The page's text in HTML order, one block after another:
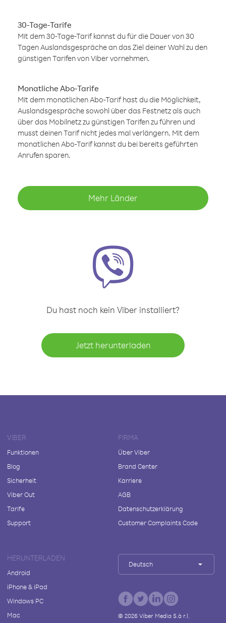
30-Tage-Tarife
Mit dem 30-Tage-Tarif kannst du für die Dauer von 30
Tagen Auslandsgespräche an das Ziel deiner Wahl zu den
günstigen Tarifen von Viber vornehmen.
Monatliche Abo-Tarife
Mit dem monatlichen Abo-Tarif hast du die Möglichkeit,
Auslandsgespräche sowohl über das Festnetz als auch
über das Mobilnetz zu günstigen Tarifen zu führen und
musst deinen Tarif nicht jedes mal verlängern. Mit dem
monatlichen Abo-Tarif kannst du bei bereits geführten
Anrufen sparen.
Mehr Länder
Du hast noch kein Viber installiert?
Jetzt herunterladen
VIBER
Funktionen
Blog
Sicherheit
Viber Out
Tarife
Support
FIRMA
Über Viber
Brand Center
Karriere
AGB
Datenschutzerklärung
Customer Complaints Code
HERUNTERLADEN
Android
iPhone & iPad
Windows PC
Mac
Deutsch
© 2026Viber Media S.à r.l.